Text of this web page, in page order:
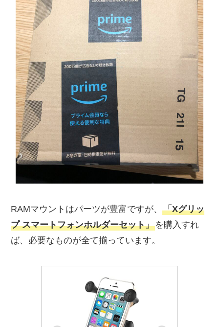
RAMマウントはパーツが豊富ですが、「Xグリッ
プ スマートフォンホルダーセット」を購入すれ
ば、必要なものが全て揃っています。